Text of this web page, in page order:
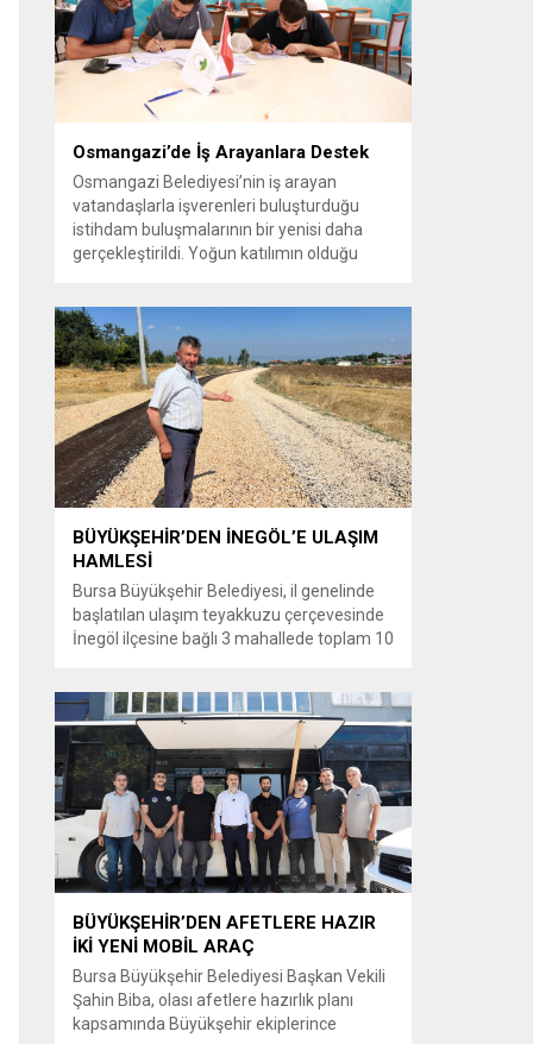
amacıyla yürüttüğü park çalışmalarını
sürdürüyor....
Osmangazi’de İş Arayanlara Destek
Osmangazi Belediyesi’nin iş arayan
vatandaşlarla işverenleri buluşturduğu
istihdam buluşmalarının bir yenisi daha
gerçekleştirildi. Yoğun katılımın olduğu
değerlendirmelerin ardından iş sahibi oldu.
Osmangazi Belediyesi’nin, Bursa Ticaret
ve Sanayi Odası (BTSO) ve İŞKUR iş
birliğiyle yıl boyunca sürdürdüğü istihdam
buluşmaları yoğun ilgi görmeye devam...
BÜYÜKŞEHİR’DEN İNEGÖL’E ULAŞIM
HAMLESİ
Bursa Büyükşehir Belediyesi, il genelinde
başlatılan ulaşım teyakkuzu çerçevesinde
İnegöl ilçesine bağlı 3 mahallede toplam 10
Biba başkanlığında başlatılan ulaşım
seferberliği kapsamında Bursa Büyükşehir
Belediyesi Ulaşım Dairesi Başkanlığı
koordinasyonuyla 17 ilçede yol yenileme
çalışmalarına hız verildi. Başkan Vekili
Biba’nın göreve...
BÜYÜKŞEHİR’DEN AFETLERE HAZIR
İKİ YENİ MOBİL ARAÇ
Bursa Büyükşehir Belediyesi Başkan Vekili
Şahin Biba, olası afetlere hazırlık planı
kapsamında Büyükşehir ekiplerince